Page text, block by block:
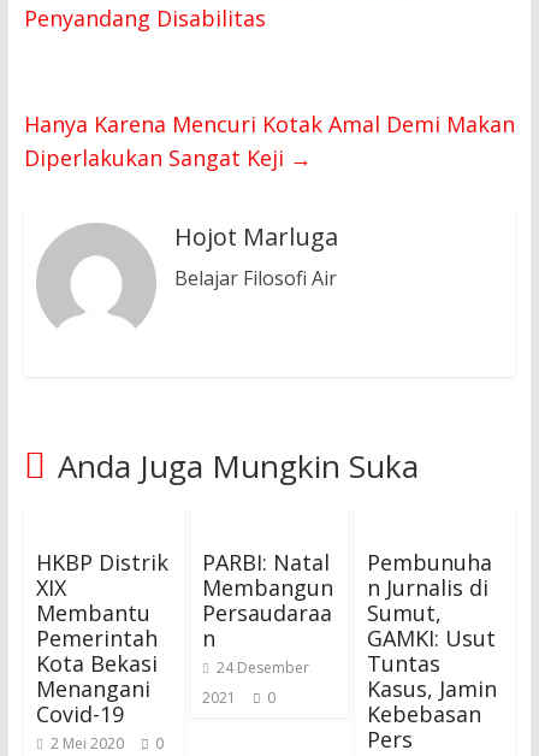
Penyandang Disabilitas
Hanya Karena Mencuri Kotak Amal Demi Makan
Diperlakukan Sangat Keji →
Hojot Marluga
Belajar Filosofi Air
Anda Juga Mungkin Suka
HKBP Distrik
XIX
Membantu
Pemerintah
Kota Bekasi
Menangani
Covid-19
2 Mei 2020 0
PARBI: Natal
Membangun
Persaudaraa
n
24 Desember
2021
0
Pembunuha
n Jurnalis di
Sumut,
GAMKI: Usut
Tuntas
Kasus, Jamin
Kebebasan
Pers